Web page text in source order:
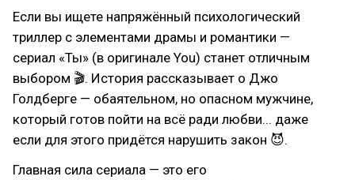
Если вы ищете напряжённый психологический
триллер с элементами драмы и романтики —
сериал «Ты» (в оригинале You) станет отличным
выбором 🎬. История рассказывает о Джо
Голдберге — обаятельном, но опасном мужчине,
который готов пойти на всё ради любви... даже
если для этого придётся нарушить закон 😈.
Главная сила сериала — это его